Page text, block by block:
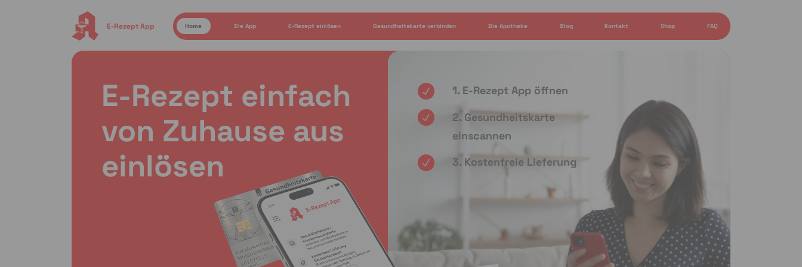
E-Rezept App Home Die App E-Rezept einlösen Gesundheitskarte verbinden Die Apotheke Blog Kontakt Shop FAQ
E-Rezept einfach
von Zuhause aus
einlösen
1. E-Rezept App öffnen
2. Gesundheitskarte
einscannen
3. Kostenfreie Lieferung